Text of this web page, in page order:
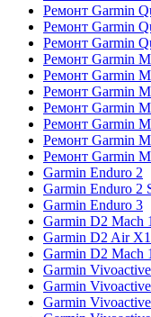
Ремонт Garmin
Ремонт Garmin
Ремонт Garmin
Ремонт Garmin
Ремонт Garmin
Ремонт Garmin
Ремонт Garmin
Ремонт Garmin
Ремонт Garmin
Ремонт Garmin
Garmin Enduro 2
Garmin Enduro 2
Garmin Enduro 3
Garmin D2 Mach 1
Garmin D2 Air
Garmin D2 Mach
Garmin Vivoactive
Garmin
Garmin